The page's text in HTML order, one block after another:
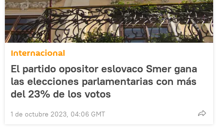
Internacional
El partido opositor eslovaco Smer gana
las elecciones parlamentarias con más
del 23% de los votos
1 de octubre 2023, 04:06 GMT